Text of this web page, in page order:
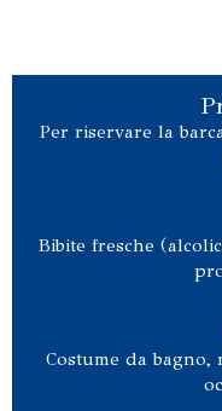
Per riservare la
Bibite fresche
Costume da bagno,